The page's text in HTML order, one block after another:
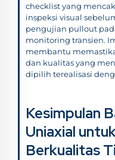
checklist yang
inspeksi visual
pengujian pullout
monitoring transien.
membantu
dan kualitas yang
dipilih terealisasi
Kesimpulan
Uniaxial
Berkualitas